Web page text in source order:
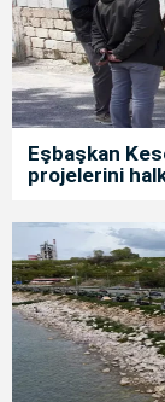
Eşbaşkan
projelerini